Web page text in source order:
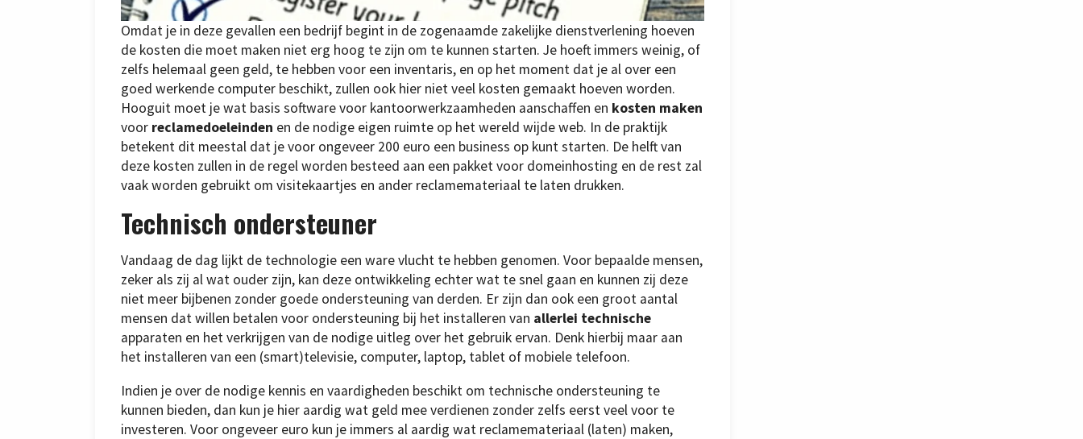
Omdat je in deze gevallen een bedrijf begint in de zogenaamde zakelijke dienstverlening hoeven
de kosten die moet maken niet erg hoog te zijn om te kunnen starten. Je hoeft immers weinig, of
zelfs helemaal geen geld, te hebben voor een inventaris, en op het moment dat je al over een
goed werkende computer beschikt, zullen ook hier niet veel kosten gemaakt hoeven worden.
Hooguit moet je wat basis software voor kantoorwerkzaamheden aanschaffen en kosten maken
voor reclamedoeleinden en de nodige eigen ruimte op het wereld wijde web. In de praktijk
betekent dit meestal dat je voor ongeveer 200 euro een business op kunt starten. De helft van
deze kosten zullen in de regel worden besteed aan een pakket voor domeinhosting en de rest zal
vaak worden gebruikt om visitekaartjes en ander reclamemateriaal te laten drukken.
Technisch ondersteuner
Vandaag de dag lijkt de technologie een ware vlucht te hebben genomen. Voor bepaalde mensen,
zeker als zij al wat ouder zijn, kan deze ontwikkeling echter wat te snel gaan en kunnen zij deze
niet meer bijbenen zonder goede ondersteuning van derden. Er zijn dan ook een groot aantal
mensen dat willen betalen voor ondersteuning bij het installeren van allerlei technische
apparaten en het verkrijgen van de nodige uitleg over het gebruik ervan. Denk hierbij maar aan
het installeren van een (smart)televisie, computer, laptop, tablet of mobiele telefoon.
Indien je over de nodige kennis en vaardigheden beschikt om technische ondersteuning te
kunnen bieden, dan kun je hier aardig wat geld mee verdienen zonder zelfs eerst veel voor te
investeren. Voor ongeveer euro kun je immers al aardig wat reclamemateriaal (laten) maken,